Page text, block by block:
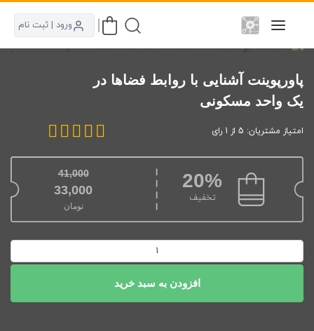
ورود | ثبت نام
پاورپوینت آشنایی با روابط فضاها در
یک واحد مسکونی
امتیاز مشتریان: 5 از 1 رای
20%
تخفیف
41,000
قیمت اصلی: 41,000تومان بود.
33,000
تومان
قیمت فعلی: 33,000تومان.
آشنایی
افزودن به سبد خرید